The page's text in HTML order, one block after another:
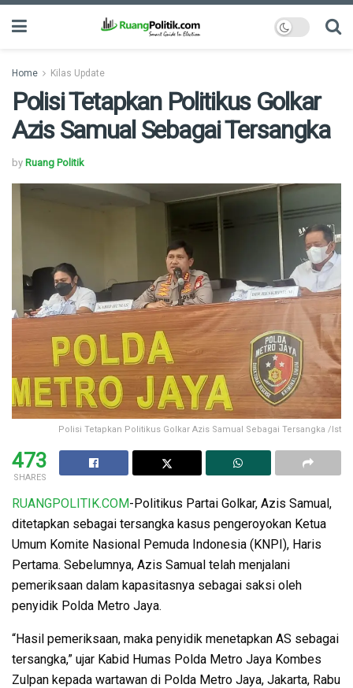
Home Kilas Update
Polisi Tetapkan Politikus Golkar
Azis Samual Sebagai Tersangka
by Ruang Politik
Polisi Tetapkan Politikus Golkar Azis Samual Sebagai Tersangka /Ist
473
SHARES
RUANGPOLITIK.COM-Politikus Partai Golkar, Azis Samual,
ditetapkan sebagai tersangka kasus pengeroyokan Ketua
Umum Komite Nasional Pemuda Indonesia (KNPI), Haris
Pertama. Sebelumnya, Azis Samual telah menjalani
pemeriksaan dalam kapasitasnya sebagai saksi oleh
penyidik Polda Metro Jaya.
“Hasil pemeriksaan, maka penyidik menetapkan AS sebagai
tersangka,” ujar Kabid Humas Polda Metro Jaya Kombes
Zulpan kepada wartawan di Polda Metro Jaya, Jakarta, Rabu